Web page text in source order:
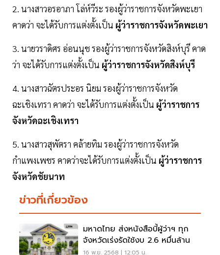
2. นางสาวอรอาภา โล่ห์วีระ รองผู้ว่าราชการจังหวัดพะเยา
คาดว่า จะได้รับการแต่งตั้งเป็น ผู้ว่าราชการจังหวัดพะเยา
3. นายวราดิศร อ่อนนุช รองผู้ว่าราชการจังหวัดสิงห์บุรี คาด
ว่า จะได้รับการแต่งตั้งเป็น ผู้ว่าราชการจังหวัดสิงห์บุรี
4. นางสาวฉัตรประอร นิยม รองผู้ว่าราชการจังหวัด
ฉะเชิงเทรา คาดว่า จะได้รับการแต่งตั้งเป็น ผู้ว่าราชการ
จังหวัดฉะเชิงเทรา
5. นางสาวสุพัตรา คล้ายทิม รองผู้ว่าราชการจังหวัด
กำแพงเพชร คาดว่าจะได้รับการแต่งตั้งเป็น ผู้ว่าราชการ
จังหวัดชัยนาท
ข่าวที่เกี่ยวข้อง
มหาดไทย ส่งหนังสือบี้ผู้ว่าฯ ทุก
จังหวัดเร่งรัดใช้งบ 2.6 หมื่นล้าน
16 พ.ย. 2568 | 12:05 น.